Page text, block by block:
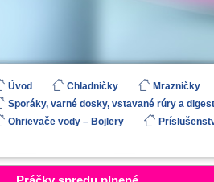
Úvod Chladničky Mrazničky
Sporáky, varné dosky, vstavané rúry a
Ohrievače vody – Bojlery